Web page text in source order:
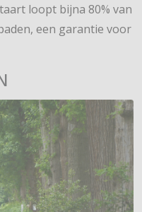
loopt bijna 80% van
een garantie voor